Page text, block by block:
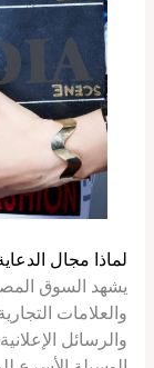
لماذا مجال
يشهد السوق
والعلامات
والرسائل